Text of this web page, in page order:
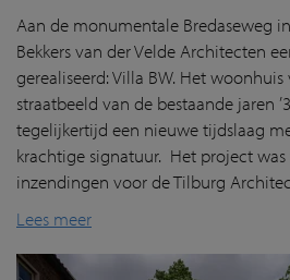
Aan de monumentale Bredaseweg
Bekkers van der Velde Architecten
gerealiseerd: Villa BW. Het
straatbeeld van de bestaande jaren
tegelijkertijd een nieuwe tijdslaag
krachtige signatuur. Het project was
inzendingen voor de Tilburg
Lees meer